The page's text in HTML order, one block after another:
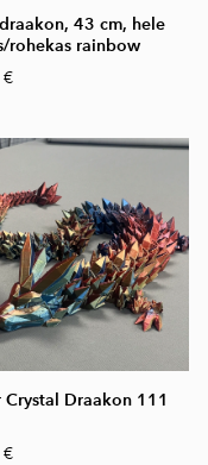
43 cm, hele
rohekas rainbow
€
Crystal Draakon 111
€